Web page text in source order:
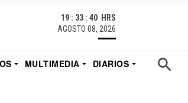
19 : 33 : 41 HRS
AGOSTO 08, 2026
MULTIMEDIA
DIARIOS